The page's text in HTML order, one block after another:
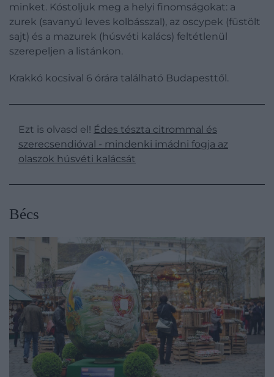
minket. Kóstoljuk meg a helyi finomságokat: a
zurek (savanyú leves kolbásszal), az oscypek (füstölt
sajt) és a mazurek (húsvéti kalács) feltétlenül
szerepeljen a listánkon.
Krakkó kocsival 6 órára található Budapesttől.
Ezt is olvasd el! Édes tészta citrommal és
szerecsendióval - mindenki imádni fogja az
olaszok húsvéti kalácsát
​Bécs